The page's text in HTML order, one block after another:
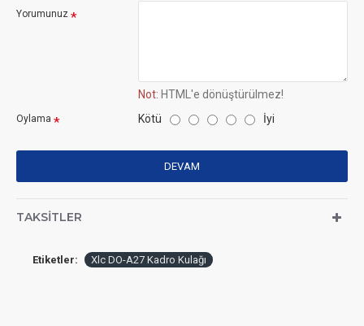
Yorumunuz
Not: HTML'e dönüştürülmez!
Oylama Kötü İyi
DEVAM
TAKSITLER
Etiketler: Xlc DO-A27 Kadro Kulağı